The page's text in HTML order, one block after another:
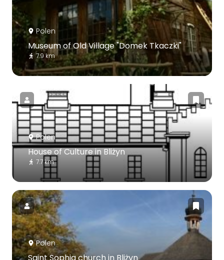
Polen
Museum of Old Village "Domek Tkaczki"
7.9 km
Polen
House of Culture in Bliżyn
7.7 km
Polen